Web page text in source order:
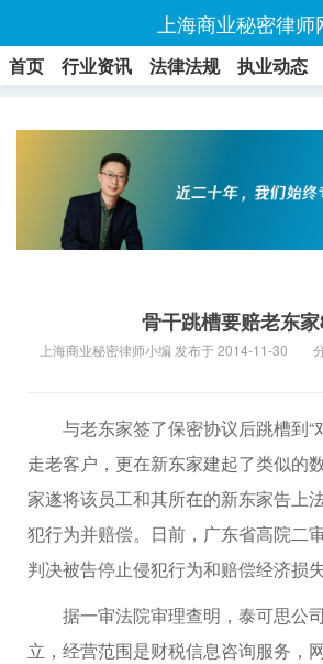
上海商业秘密律师
首页 行业资讯 法律法规 执业动态
骨干跳槽要赔老东
上海商业秘密律师小编 发布于 2014-11-30
与老东家签了保密协议后跳槽到“
走老客户，更在新东家建起了类似
家遂将该员工和其所在的新东家告上
犯行为并赔偿。日前，广东省高院二
判决被告停止侵犯行为和赔偿经济损失
据一审法院审理查明，泰可思公
立，经营范围是财税信息咨询服务，